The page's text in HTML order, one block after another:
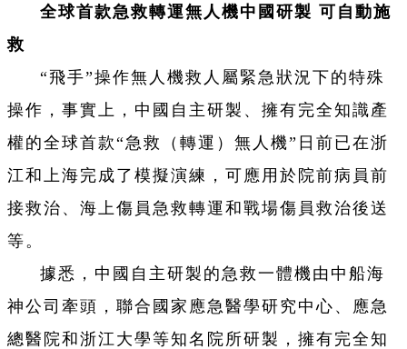
全球首款急救轉運無人機中國研製 可自動施
救
“飛手”操作無人機救人屬緊急狀況下的特殊
操作，事實上，中國自主研製、擁有完全知識產
權的全球首款“急救（轉運）無人機”日前已在浙
江和上海完成了模擬演練，可應用於院前病員前
接救治、海上傷員急救轉運和戰場傷員救治後送
等。
據悉，中國自主研製的急救一體機由中船海
神公司牽頭，聯合國家應急醫學研究中心、應急
總醫院和浙江大學等知名院所研製，擁有完全知